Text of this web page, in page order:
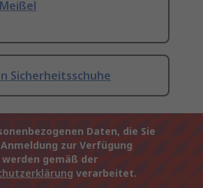
Sicherheitsschuhe
Daten, die Sie
zur Verfügung
gemäß der
verarbeitet.